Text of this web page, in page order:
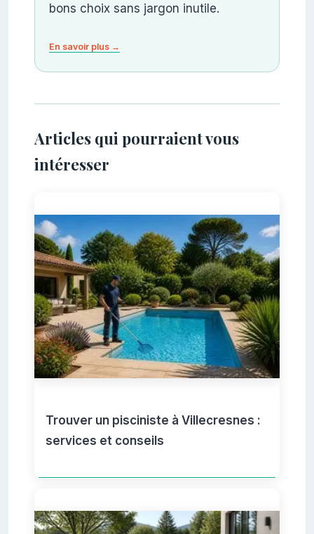
bons choix sans jargon inutile.
En savoir plus →
Articles qui pourraient vous
intéresser
Trouver un pisciniste à Villecresnes :
services et conseils